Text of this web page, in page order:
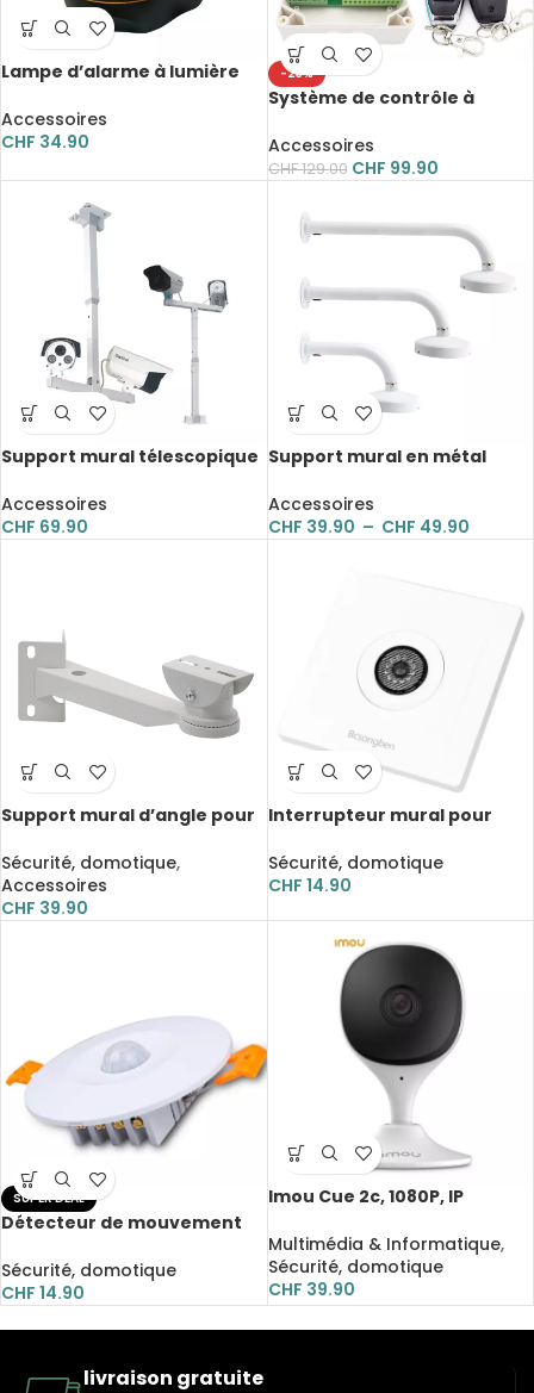
Lampe d’alarme à lumière
Accessoires
CHF 34.90
-23%
Système de contrôle à
coulissante, 433.92Mhz,
220V AC
Accessoires
CHF129.00 CHF 99.90
Support mural télescopique
surveillance, réglable, en
forme de T
Accessoires
CHF 69.90
Support mural en métal
étanche et antirouille
Accessoires
CHF 39.90 – CHF 49.90
Support mural d’angle pour
aluminium étanche
Sécurité, domotique,
Accessoires
CHF 39.90
Interrupteur mural pour
contrôle du son et de la
lumière
Sécurité, domotique
CHF 14.90
SUPER DEAL
Détecteur de mouvement
radar à micro-ondes, 110-
220V
Sécurité, domotique
CHF 14.90
Imou Cue 2c, 1080P, IP
Wifi, avec carte SD 32 GB
Multimédia & Informatique,
Sécurité, domotique
CHF 39.90
livraison gratuite